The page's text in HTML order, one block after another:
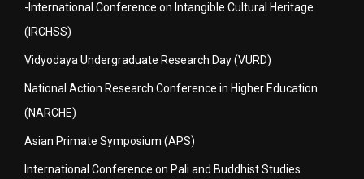
-International Conference on Intangible Cultural Heritage
(IRCHSS)
Vidyodaya Undergraduate Research Day (VURD)
National Action Research Conference in Higher Education
(NARCHE)
Asian Primate Symposium (APS)
International Conference on Pali and Buddhist Studies